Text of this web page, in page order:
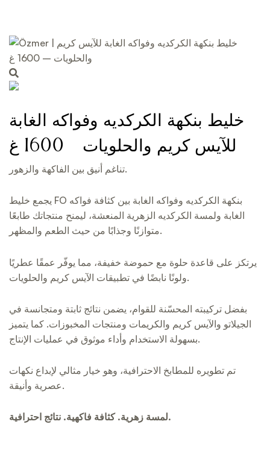
خليط بنكهة الكركديه وفواكه الغابة
للآيس كريم والحلويات – 1600 غ
تناغم أنيق بين الفاكهة والزهور.
يجمع خليط FO بنكهة الكركديه وفواكه الغابة بين كثافة فواكه
الغابة ولمسة الكركديه الزهرية المنعشة، ليمنح منتجاتك طابعًا
متوازنًا وجذابًا من حيث الطعم والمظهر.
يرتكز على قاعدة حلوة مع حموضة خفيفة، مما يوفّر عمقًا عطريًا
ولونًا نابضًا في تطبيقات الآيس كريم والحلويات.
بفضل تركيبته المحسّنة للقوام، يضمن نتائج ثابتة ومتجانسة في
الجيلاتو والآيس كريم والكريمات ومنتجات المخبوزات. كما يتميز
بسهولة الاستخدام وأداء موثوق في عمليات الإنتاج.
تم تطويره للمطابخ الاحترافية، وهو خيار مثالي لإبداع نكهات
عصرية وأنيقة.
لمسة زهرية. كثافة فاكهية. نتائج احترافية.